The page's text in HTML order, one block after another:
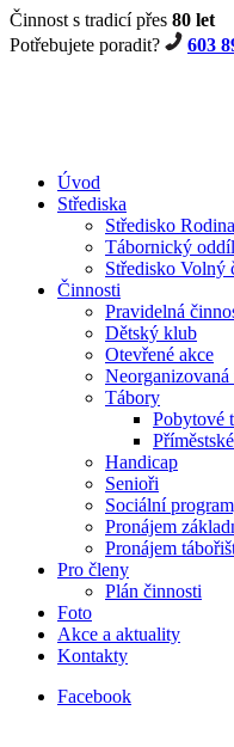
Činnost s tradicí přes 80 let
Potřebujete poradit?
603
Úvod
Střediska
Středisko Rodina
Tábornický
Středisko Volný
Činnosti
Pravidelná
Dětský klub
Otevřené akce
Neorganizovaná
Tábory
Pobytové
Handicap
Senioři
Sociální
Pronájem
Pronájem
Pro členy
Plán činnosti
Foto
Akce a aktuality
Kontakty
Facebook